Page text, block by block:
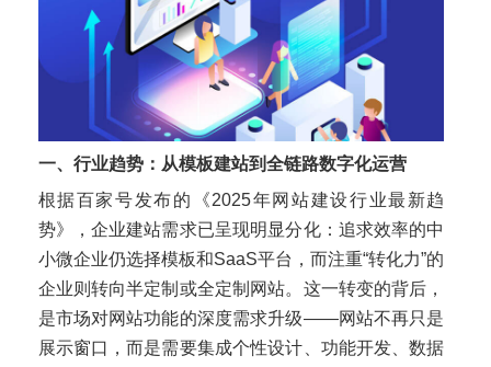
一、行业趋势：从模板建站到全链路数字化运营
根据百家号发布的《2025年网站建设行业最新趋
势》，企业建站需求已呈现明显分化：追求效率的中
小微企业仍选择模板和SaaS平台，而注重“转化力”的
企业则转向半定制或全定制网站。这一转变的背后，
是市场对网站功能的深度需求升级——网站不再只是
展示窗口，而是需要集成个性设计、功能开发、数据